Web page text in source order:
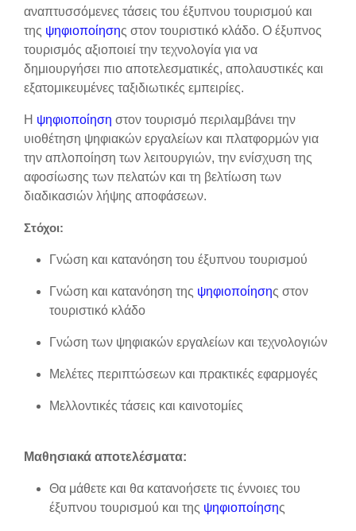
αναπτυσσόμενες τάσεις του έξυπνου τουρισμού και
της ψηφιοποίησης στον τουριστικό κλάδο. Ο έξυπνος
τουρισμός αξιοποιεί την τεχνολογία για να
δημιουργήσει πιο αποτελεσματικές, απολαυστικές και
εξατομικευμένες ταξιδιωτικές εμπειρίες.
Η ψηφιοποίηση στον τουρισμό περιλαμβάνει την
υιοθέτηση ψηφιακών εργαλείων και πλατφορμών για
την απλοποίηση των λειτουργιών, την ενίσχυση της
αφοσίωσης των πελατών και τη βελτίωση των
διαδικασιών λήψης αποφάσεων.
Στόχοι:
Γνώση και κατανόηση του έξυπνου τουρισμού
Γνώση και κατανόηση της ψηφιοποίησης στον
τουριστικό κλάδο
Γνώση των ψηφιακών εργαλείων και τεχνολογιών
Μελέτες περιπτώσεων και πρακτικές εφαρμογές
Μελλοντικές τάσεις και καινοτομίες
Μαθησιακά αποτελέσματα:
Θα μάθετε και θα κατανοήσετε τις έννοιες του
έξυπνου τουρισμού και της ψηφιοποίησης